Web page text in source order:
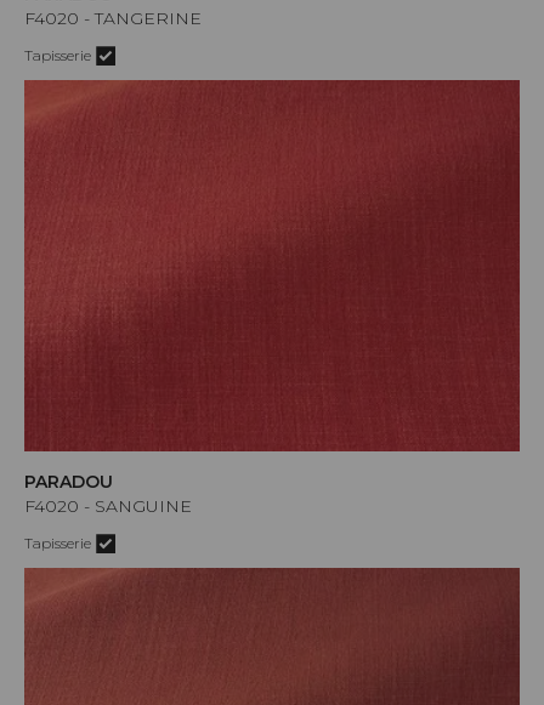
F4020 - TANGERINE
Tapisserie
PARADOU
F4020 - SANGUINE
Tapisserie